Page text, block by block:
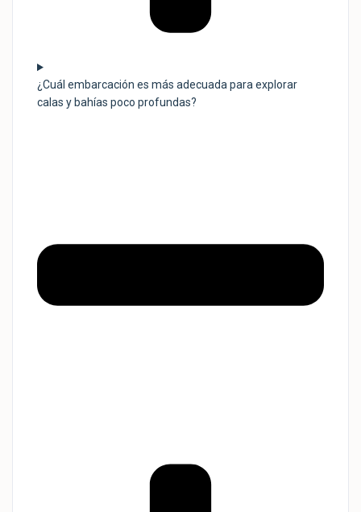
¿Cuál embarcación es más adecuada para explorar
calas y bahías poco profundas?